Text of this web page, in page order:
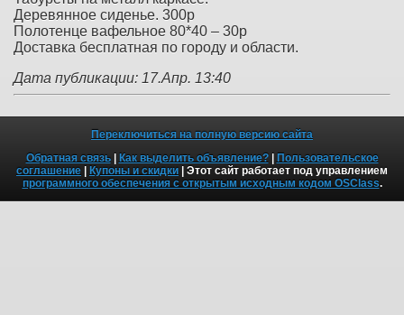
Деревянное сиденье. 300р
Полотенце вафельное 80*40 – 30р
Доставка бесплатная по городу и области.
Дата публикации: 17.Апр. 13:40
Переключиться на полную версию сайта
Обратная связь| Как выделить объявление?| Пользовательское
соглашение | Купоны и скидки | Этот сайт работает под управлением
программного обеспечения с открытым исходным кодом OSClass.